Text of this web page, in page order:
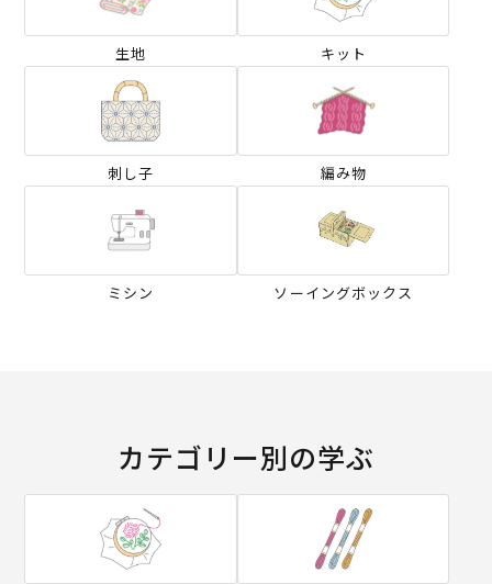
生地 キット
刺し子 編み物
ミシン ソーイングボックス
カテゴリー別の学ぶ